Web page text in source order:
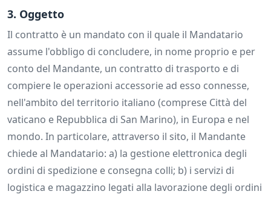
3. Oggetto
Il contratto è un mandato con il quale il Mandatario
assume l'obbligo di concludere, in nome proprio e per
conto del Mandante, un contratto di trasporto e di
compiere le operazioni accessorie ad esso connesse,
nell'ambito del territorio italiano (comprese Città del
vaticano e Repubblica di San Marino), in Europa e nel
mondo. In particolare, attraverso il sito, il Mandante
chiede al Mandatario: a) la gestione elettronica degli
ordini di spedizione e consegna colli; b) i servizi di
logistica e magazzino legati alla lavorazione degli ordini